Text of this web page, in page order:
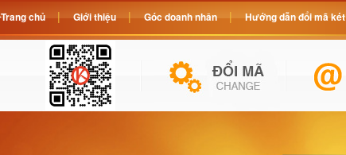
Trang chủ Giới thiệu Góc doanh nhân Hướng dẫn đổi mã két